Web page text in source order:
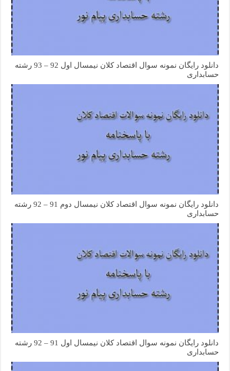
دانلود رایگان نمونه سوال اقتصاد کلان نیمسال اول 92 – 93 رشته
حسابداری
دانلود رایگان نمونه سوال اقتصاد کلان نیمسال دوم 91 – 92 رشته
حسابداری
دانلود رایگان نمونه سوال اقتصاد کلان نیمسال اول 91 – 92 رشته
حسابداری